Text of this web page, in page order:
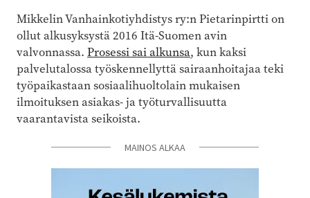
Mikkelin Vanhainkotiyhdistys ry:n Pietarinpirtti on
ollut alkusyksystä 2016 Itä-Suomen avin
valvonnassa. Prosessi sai alkunsa, kun kaksi
palvelutalossa työskennellyttä sairaanhoitajaa teki
työpaikastaan sosiaalihuoltolain mukaisen
ilmoituksen asiakas- ja työturvallisuutta
vaarantavista seikoista.
MAINOS ALKAA